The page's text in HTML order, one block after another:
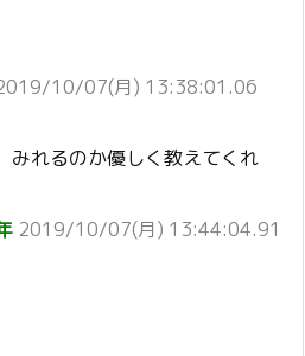
10/07(月) 13:38:01.06
みれるのか優しく教えてくれ
2019/10/07(月) 13:44:04.91